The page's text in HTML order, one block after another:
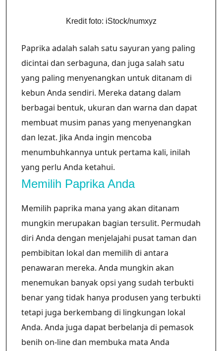
Kredit foto: iStock/numxyz
Paprika adalah salah satu sayuran yang paling
dicintai dan serbaguna, dan juga salah satu
yang paling menyenangkan untuk ditanam di
kebun Anda sendiri. Mereka datang dalam
berbagai bentuk, ukuran dan warna dan dapat
membuat musim panas yang menyenangkan
dan lezat. Jika Anda ingin mencoba
menumbuhkannya untuk pertama kali, inilah
yang perlu Anda ketahui.
Memilih Paprika Anda
Memilih paprika mana yang akan ditanam
mungkin merupakan bagian tersulit. Permudah
diri Anda dengan menjelajahi pusat taman dan
pembibitan lokal dan memilih di antara
penawaran mereka. Anda mungkin akan
menemukan banyak opsi yang sudah terbukti
benar yang tidak hanya produsen yang terbukti
tetapi juga berkembang di lingkungan lokal
Anda. Anda juga dapat berbelanja di pemasok
benih on-line dan membuka mata Anda